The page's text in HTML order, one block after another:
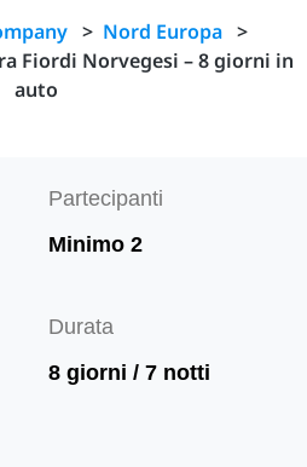
> Nord Europa >
Fiordi Norvegesi – 8 giorni in
auto
Partecipanti
Minimo 2
Durata
8 giorni / 7 notti